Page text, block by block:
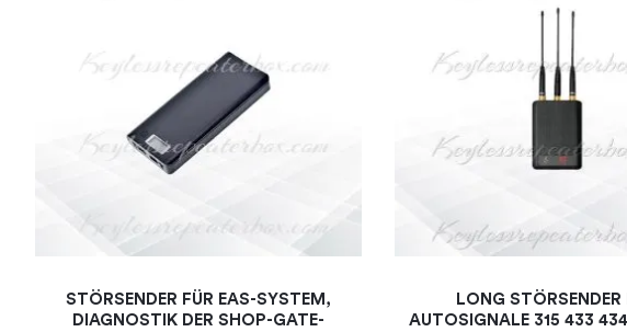
STÖRSENDER FÜR EAS-SYSTEM,
DIAGNOSTIK DER SHOP-GATE-
LONG STÖRSENDER
AUTOSIGNALE 315 433